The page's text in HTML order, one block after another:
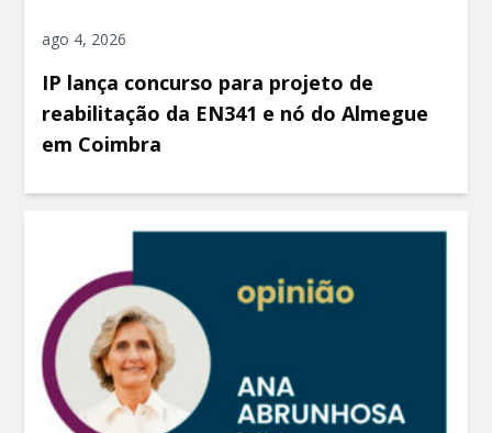
ago 4, 2026
IP lança concurso para projeto de
reabilitação da EN341 e nó do Almegue
em Coimbra